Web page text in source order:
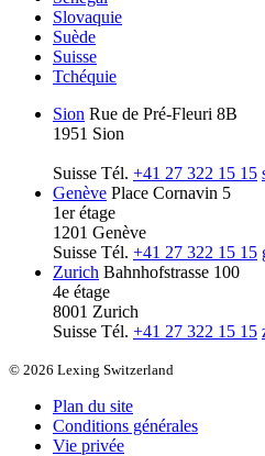
Slovaquie
Suède
Suisse
Tchéquie
Sion Rue de Pré-Fleuri 8B
1951 Sion
Suisse Tél. +41 27 322 15 15
Genève Place Cornavin 5
1er étage
1201 Genève
Suisse Tél. +41 27 322 15 15
Zurich Bahnhofstrasse 100
4e étage
8001 Zurich
Suisse Tél. +41 27 322 15 15
© 2026 Lexing Switzerland
Plan du site
Conditions générales
Vie privée